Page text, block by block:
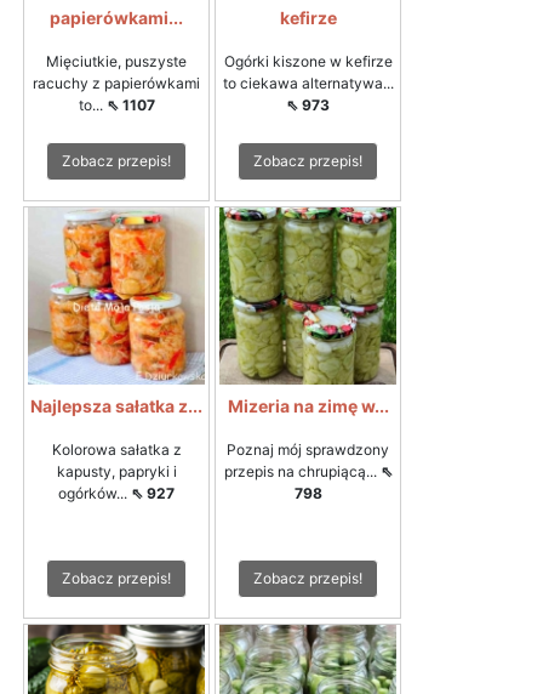
papierówkami...
Mięciutkie, puszyste
racuchy z papierówkami
to... ⇖ 1107
Zobacz przepis!
kefirze
Ogórki kiszone w kefirze
to ciekawa alternatywa...
⇖ 973
Zobacz przepis!
Najlepsza sałatka z...
Kolorowa sałatka z
kapusty, papryki i
ogórków... ⇖ 927
Zobacz przepis!
Mizeria na zimę w...
Poznaj mój sprawdzony
przepis na chrupiącą... ⇖
798
Zobacz przepis!